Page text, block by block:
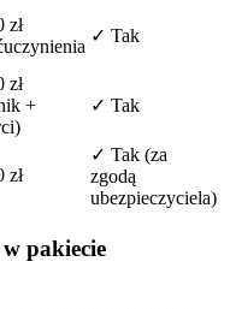
zł
✓ Tak
zł
+
✓ Tak
zł
✓ Tak (za
zgodą
ubezpieczyciela)
pakiecie